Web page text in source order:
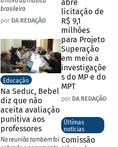
brasileira
por DA REDAÇÃO
Educação
Na Seduc, Bebel
diz que não
aceita avaliação
punitiva aos
professores
Na reunião também foi
abre
licitação de
R$ 9,1
milhões
para Projeto
Superação
em meio a
investigaçõe
s do MP e do
MPT
por DA REDAÇÃO
Últimas
notícias
Comissão